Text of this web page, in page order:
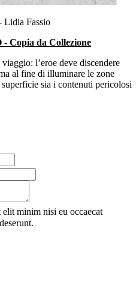
Fassio
Copia da Collezione
l’eroe deve discendere
al fine di illuminare le zone
sia i contenuti pericolosi
minim nisi eu occaecat